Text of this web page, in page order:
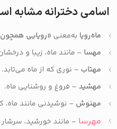
اسامی دخترانه مشابه
ماه‌رویا به‌معنی «رویایی
مهسا – مانند ماه، زیبا و
مهتاب – نوری که از ماه می‌تابد.
مهشید – فروغ و روشنایی ماه.
مهنوش – نوشیدنی مانند ماه،
مهرسا – مانند خورشید،